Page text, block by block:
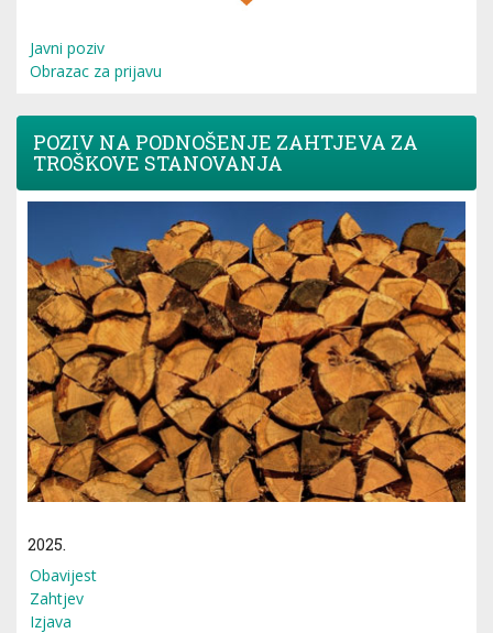
Javni poziv
Obrazac za prijavu
POZIV NA PODNOŠENJE ZAHTJEVA ZA
TROŠKOVE STANOVANJA
2025.
Obavijest
Zahtjev
Izjava